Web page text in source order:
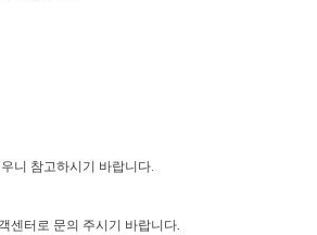
니 참고하시기 바랍니다.
센터로 문의 주시기 바랍니다.